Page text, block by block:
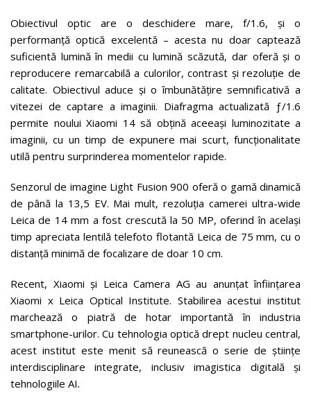
Obiectivul optic are o deschidere mare, f/1.6, și o
performanță optică excelentă – acesta nu doar captează
suficientă lumină în medii cu lumină scăzută, dar oferă și o
reproducere remarcabilă a culorilor, contrast și rezoluție de
calitate. Obiectivul aduce și o îmbunătățire semnificativă a
vitezei de captare a imaginii. Diafragma actualizată ƒ/1.6
permite noului Xiaomi 14 să obțină aceeași luminozitate a
imaginii, cu un timp de expunere mai scurt, funcționalitate
utilă pentru surprinderea momentelor rapide.
Senzorul de imagine Light Fusion 900 oferă o gamă dinamică
de până la 13,5 EV. Mai mult, rezoluția camerei ultra-wide
Leica de 14 mm a fost crescută la 50 MP, oferind în același
timp apreciata lentilă telefoto flotantă Leica de 75 mm, cu o
distanță minimă de focalizare de doar 10 cm.
Recent, Xiaomi și Leica Camera AG au anunțat înființarea
Xiaomi x Leica Optical Institute. Stabilirea acestui institut
marchează o piatră de hotar importantă în industria
smartphone-urilor. Cu tehnologia optică drept nucleu central,
acest institut este menit să reunească o serie de științe
interdisciplinare integrate, inclusiv imagistica digitală și
tehnologiile AI.